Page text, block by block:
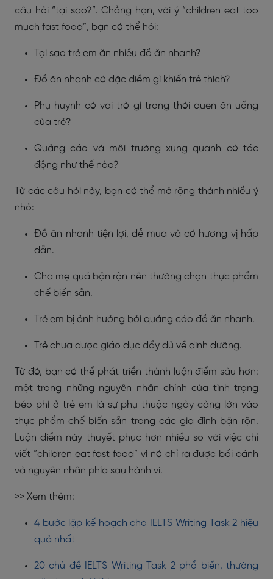
câu hỏi “tại sao?”. Chẳng hạn, với ý “children eat too
much fast food”, bạn có thể hỏi:
Tại sao trẻ em ăn nhiều đồ ăn nhanh?
Đồ ăn nhanh có đặc điểm gì khiến trẻ thích?
Phụ huynh có vai trò gì trong thói quen ăn uống
của trẻ?
Quảng cáo và môi trường xung quanh có tác
động như thế nào?
Từ các câu hỏi này, bạn có thể mở rộng thành nhiều ý
nhỏ:
Đồ ăn nhanh tiện lợi, dễ mua và có hương vị hấp
dẫn.
Cha mẹ quá bận rộn nên thường chọn thực phẩm
chế biến sẵn.
Trẻ em bị ảnh hưởng bởi quảng cáo đồ ăn nhanh.
Trẻ chưa được giáo dục đầy đủ về dinh dưỡng.
Từ đó, bạn có thể phát triển thành luận điểm sâu hơn:
một trong những nguyên nhân chính của tình trạng
béo phì ở trẻ em là sự phụ thuộc ngày càng lớn vào
thực phẩm chế biến sẵn trong các gia đình bận rộn.
Luận điểm này thuyết phục hơn nhiều so với việc chỉ
viết “children eat fast food” vì nó chỉ ra được bối cảnh
và nguyên nhân phía sau hành vi.
>> Xem thêm:
4 bước lập kế hoạch cho IELTS Writing Task 2 hiệu
quả nhất
20 chủ đề IELTS Writing Task 2 phổ biến, thường